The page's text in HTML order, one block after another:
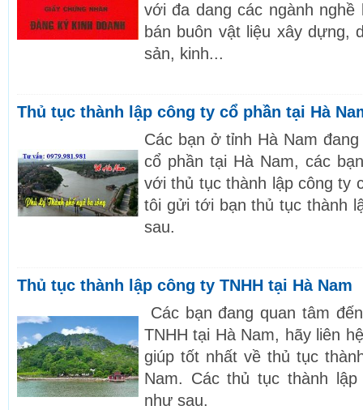
với đa dang các ngành
bán buôn vật liệu xây dựng,
sản, kinh...
Thủ tục thành lập công ty cổ phần tại Hà
Các bạn ở tỉnh Hà Nam
cổ phần tại Hà Nam, các
với thủ tục thành lập công ty
tôi gửi tới bạn thủ tục thành
sau.
Thủ tục thành lập công ty TNHH tại Hà Nam
Các bạn đang quan tâm
TNHH tại Hà Nam, hãy liên
giúp tốt nhất về thủ tục
Nam. Các thủ tục thành
như sau.